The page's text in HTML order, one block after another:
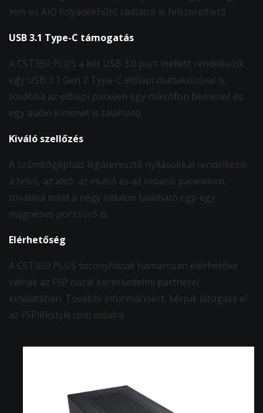
mm-es AIO folyadékhűtő radiátor is felszerelhető.
USB 3.1 Type-C támogatás
A CST350 PLUS a két USB 3.0 port mellett rendelkezik
egy USB 3.1 Gen 2 Type-C előlapi csatlakozóval is,
továbbá az előlapi panelen egy mikrofon bemenet és
egy audio kimenet is található.
Kiváló szellőzés
A számítógépház légáteresztő nyílásokkal rendelkezik
a felső, az alsó, az elülső és az oldalsó paneleken,
továbbá mind a négy oldalon található egy-egy
mágneses porszűrő is.
Elérhetőség
A CST350 PLUS toronyházak hamarosan elérhetővé
válnak az FSP hazai kereskedelmi partnerei
kínálatában. További információért, kérjük látogass el
az FSPlifestyle.com oldalra.